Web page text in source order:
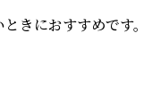
きにおすすめです。